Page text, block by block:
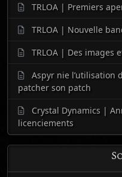
TRLOA | Premiers
TRLOA | Nouvelle
TRLOA | Des images
Aspyr nie l’utilisation
patcher son patch
Crystal Dynamics |
licenciements